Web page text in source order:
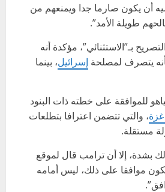
أن يكون صارما جدا ويمنعهم من
طويلة الأمد”.
بـ”الاستثنائي”، مؤكدة أنه
يتصرف لمصلحة إسرائيل، بينما
للموافقة على خطته ذات البنود
، والتي تتضمن اعترافا بتطلعات
مستقلة.
بشدة، إلا أن ترامب قال لموقع
موافقا على ذلك، ليس أمامه